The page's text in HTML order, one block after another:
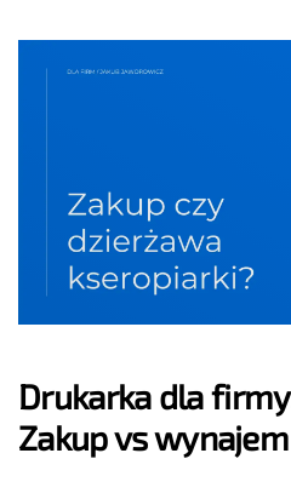
Drukarka dla
Zakup vs wynajem